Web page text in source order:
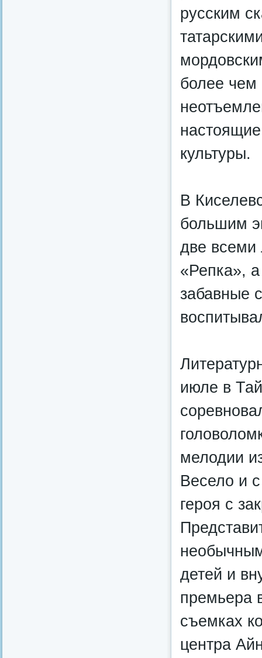
русским
более чем
культуры.
В
большим
две всеми
«Репка»,
забавные
июле в
мелодии
Весело и
героя с
детей и
премьера
съемках
центра